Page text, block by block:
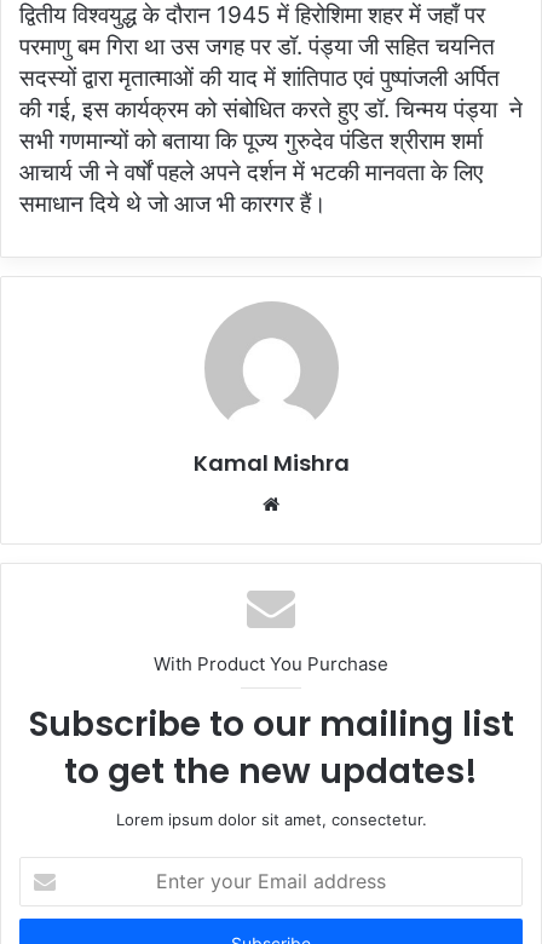
द्वितीय विश्वयुद्ध के दौरान 1945 में हिरोशिमा शहर में जहाँ पर
परमाणु बम गिरा था उस जगह पर डॉ. पंड्या जी सहित चयनित
सदस्यों द्वारा मृतात्माओं की याद में शांतिपाठ एवं पुष्पांजली अर्पित
की गई, इस कार्यक्रम को संबोधित करते हुए डॉ. चिन्मय पंड्या ने
सभी गणमान्यों को बताया कि पूज्य गुरुदेव पंडित श्रीराम शर्मा
आचार्य जी ने वर्षों पहले अपने दर्शन में भटकी मानवता के लिए
समाधान दिये थे जो आज भी कारगर हैं।
Kamal Mishra
Website
With Product You Purchase
Subscribe to our mailing list
to get the new updates!
Lorem ipsum dolor sit amet, consectetur.
your
Email